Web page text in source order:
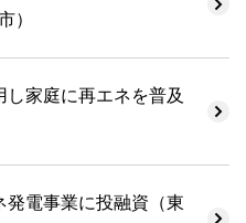
）
し家庭に再エネを普及
発電事業に投融資（東